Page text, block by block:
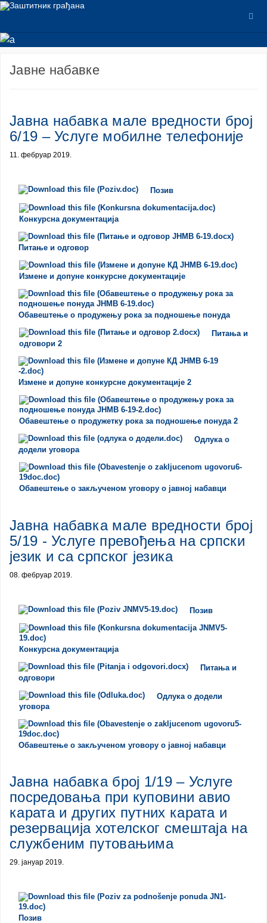
Јавне набавке
Јавна набавка мале вредности број
6/19 – Услуге мобилне телефоније
11. фебруар 2019.
Позив
Конкурсна документација
Питање и одговор
Измене и допуне конкурсне документације
Обавештење о продужењу рока за подношење понуда
Питања и
одговори 2
Измене и допуне конкурсне документације 2
Обавештење о продужетку рока за подношење понуда 2
Одлука о
додели уговора
Обавештење о закљученом уговору о јавној набавци
Јавна набавка мале вредности број
5/19 - Услуге превођења на српски
језик и са српског језика
08. фебруар 2019.
Позив
Конкурсна документација
Питања и
одговори
Одлука о додели
уговора
Обавештење о закљученом уговору о јавној набавци
Јавна набавка број 1/19 – Услуге
посредовања при куповини авио
карата и других путних карата и
резервација хотелског смештаја на
службеним путовањима
29. јануар 2019.
Позив